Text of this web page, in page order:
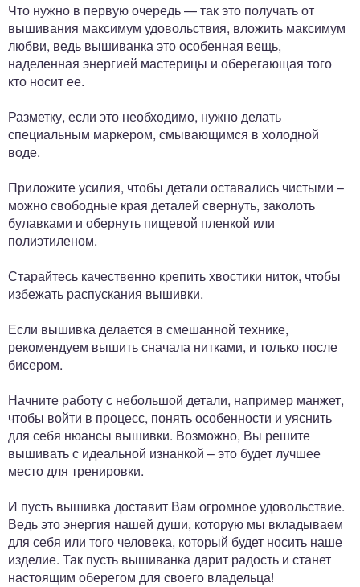
Что нужно в первую очередь — так это получать от
вышивания максимум удовольствия, вложить максимум
любви, ведь вышиванка это особенная вещь,
наделенная энергией мастерицы и оберегающая того
кто носит ее.
Разметку, если это необходимо, нужно делать
специальным маркером, смывающимся в холодной
воде.
Приложите усилия, чтобы детали оставались чистыми –
можно свободные края деталей свернуть, заколоть
булавками и обернуть пищевой пленкой или
полиэтиленом.
Старайтесь качественно крепить хвостики ниток, чтобы
избежать распускания вышивки.
Если вышивка делается в смешанной технике,
рекомендуем вышить сначала нитками, и только после
бисером.
Начните работу с небольшой детали, например манжет,
чтобы войти в процесс, понять особенности и уяснить
для себя нюансы вышивки. Возможно, Вы решите
вышивать с идеальной изнанкой – это будет лучшее
место для тренировки.
И пусть вышивка доставит Вам огромное удовольствие.
Ведь это энергия нашей души, которую мы вкладываем
для себя или того человека, который будет носить наше
изделие. Так пусть вышиванка дарит радость и станет
настоящим оберегом для своего владельца!